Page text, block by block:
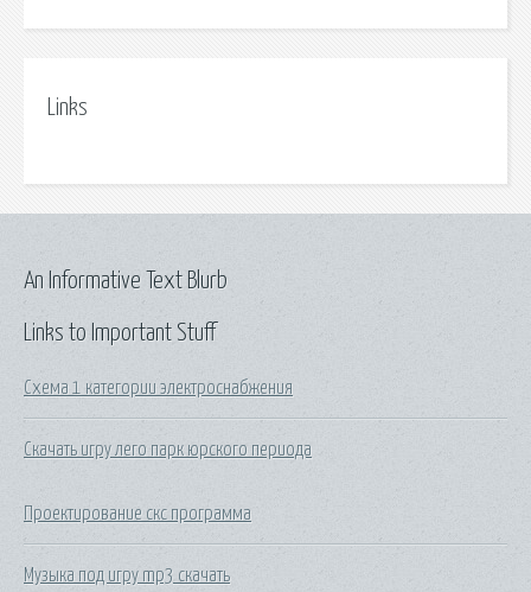
Links
Links to Important Stuff
Схема 1 категории электроснабжения
Скачать игру лего парк юрского периода
Проектирование скс программа
Музыка под игру mp3 скачать
An Informative Text Blurb